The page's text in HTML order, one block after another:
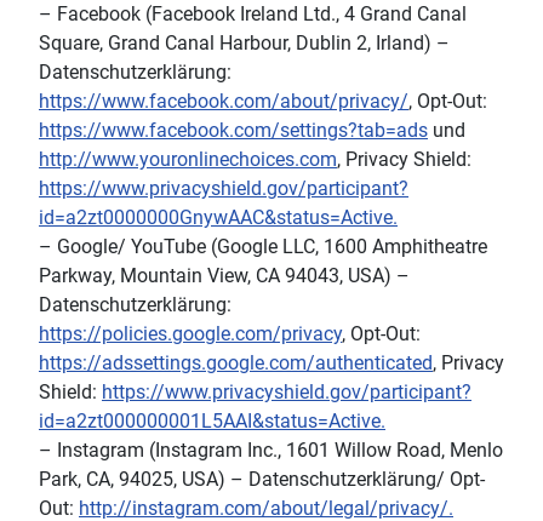
– Facebook (Facebook Ireland Ltd., 4 Grand Canal
Square, Grand Canal Harbour, Dublin 2, Irland) –
Datenschutzerklärung:
https://www.facebook.com/about/privacy/, Opt-Out:
https://www.facebook.com/settings?tab=ads und
http://www.youronlinechoices.com, Privacy Shield:
https://www.privacyshield.gov/participant?
id=a2zt0000000GnywAAC&status=Active.
– Google/ YouTube (Google LLC, 1600 Amphitheatre
Parkway, Mountain View, CA 94043, USA) –
Datenschutzerklärung:
https://policies.google.com/privacy, Opt-Out:
https://adssettings.google.com/authenticated, Privacy
Shield: https://www.privacyshield.gov/participant?
id=a2zt000000001L5AAI&status=Active.
– Instagram (Instagram Inc., 1601 Willow Road, Menlo
Park, CA, 94025, USA) – Datenschutzerklärung/ Opt-
Out: http://instagram.com/about/legal/privacy/.